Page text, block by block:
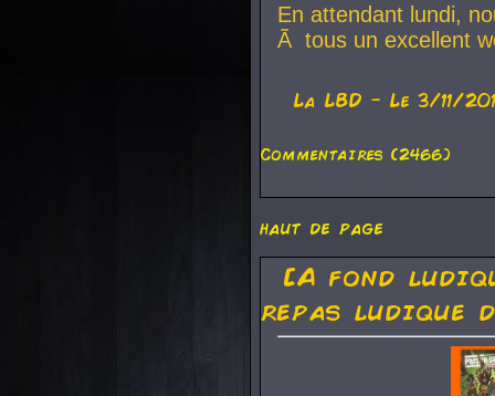
En attendant lundi,
Ã tous un excellent
La LBD - Le 3/11/
Commentaires (2466)
haut de page
[A fond
repas ludique